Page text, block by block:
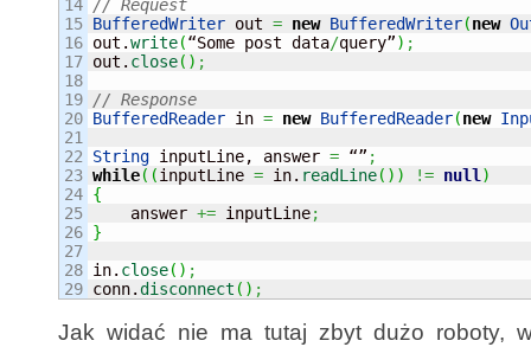
14
15
16
17
18
19
20
21
22
23
24
25
26
27
28
// Request
BufferedWriter out = new BufferedWriter(new
out.write(“Some post data/query”) ;
out. close( ) ;
// Response
BufferedReader in = new BufferedReader(new
String inputLine, answer = “” ;
while( (inputLine = in. readLine( ) ) != null )
{
answer += inputLine;
}
in. close( ) ;
conn.disconnect ( ) ;
Jak widać nie ma tutaj zbyt dużo roboty,